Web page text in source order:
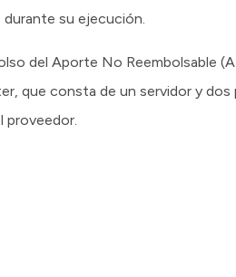
su ejecución.
del Aporte No Reembolsable
que consta de un servidor y dos
proveedor.